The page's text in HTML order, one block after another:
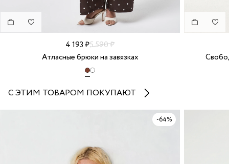
4 193 ₽5 590 ₽
Атласные брюки на завязках
С ЭТИМ ТОВАРОМ ПОКУПАЮТ
-64%